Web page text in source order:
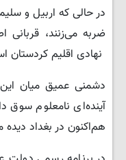
در حالی که اربیل و
ضربه می‌زنند، قربانی
نهادی اقلیم کردستان
دشمنی عمیق میان
آینده‌ای نامعلوم
هم‌اکنون در بغداد